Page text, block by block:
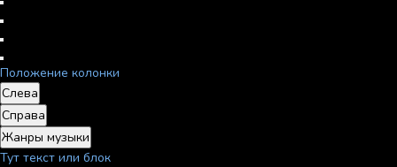
Положение колонки
Слева
Справа
Жанры музыки
Тут текст или блок